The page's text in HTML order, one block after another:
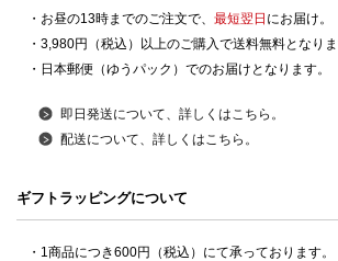
・お昼の13時までのご注文で、 最短翌日 にお届け。
・3,980円（税込）以上のご購入で送料無料となりま
・日本郵便（ゆうパック）でのお届けとなります。
即日発送について、詳しくはこちら。
配送について、詳しくはこちら。
ギフトラッピングについて
・1商品につき600円（税込）にて承っております。